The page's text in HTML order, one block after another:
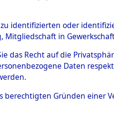
Orten
(84600333)
0073
identifizierten oder
in
das Recht auf die
Daten
berechtigten Gründen